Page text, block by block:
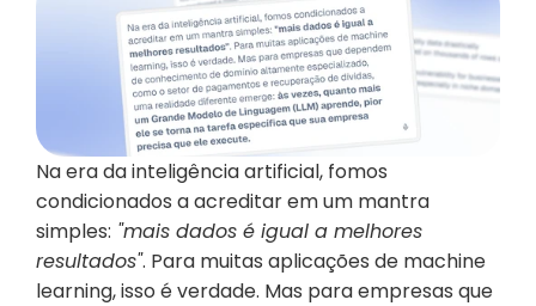
Na era da inteligência artificial, fomos
condicionados a acreditar em um mantra
simples: "mais dados é igual a melhores
resultados". Para muitas aplicações de machine
learning, isso é verdade. Mas para empresas que